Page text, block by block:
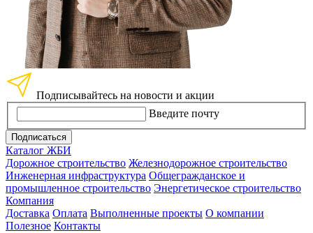
Подписывайтесь на новости и акции
Введите почту
Подписаться
Каталог ЖБИ
Дорожное строительство Железнодорожное строительство
Инженерная инфраструктура Общегражданское и
промышленное строительство Энергетическое строительство
Компания
Доставка Оплата Выполненные проекты О компании
Полезное Контакты